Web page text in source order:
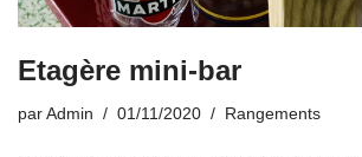
Etagère mini-bar
par Admin 01/11/2020 Rangements